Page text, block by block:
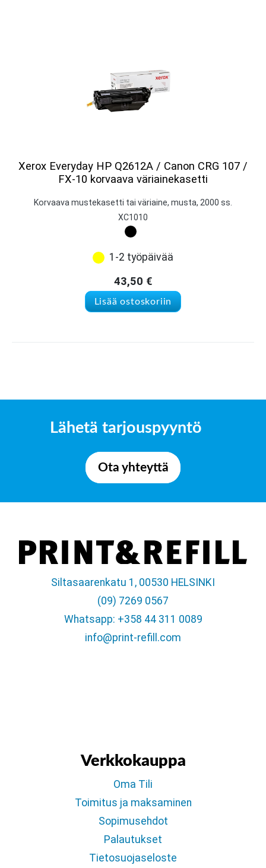
Xerox Everyday HP Q2612A / Canon CRG 107 /
FX-10 korvaava väriainekasetti
Korvaava mustekasetti tai väriaine, musta, 2000 ss.
XC1010
1-2 työpäivää
43,50 €
Lisää ostoskoriin
Lähetä tarjouspyyntö
Ota yhteyttä
Siltasaarenkatu 1, 00530 HELSINKI
(09) 7269 0567
Whatsapp: +358 44 311 0089
info@print-refill.com
Verkkokauppa
Oma Tili
Toimitus ja maksaminen
Sopimusehdot
Palautukset
Tietosuojaseloste